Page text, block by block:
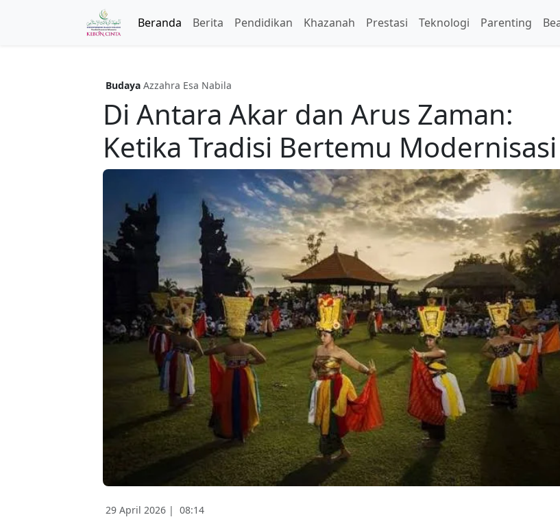
Beranda Berita Pendidikan Khazanah Prestasi Teknologi Parenting
Budaya Azzahra Esa Nabila
Di Antara Akar dan Arus Zaman:
Ketika Tradisi Bertemu Modernisasi
29 April 2026 | 08:14